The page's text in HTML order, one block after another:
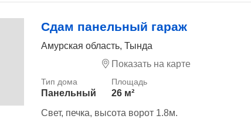
Сдам панельный гараж
Амурская область, Тында
Показать на карте
Панельный
26 м²
Свет, печка, высота ворот 1.8м.